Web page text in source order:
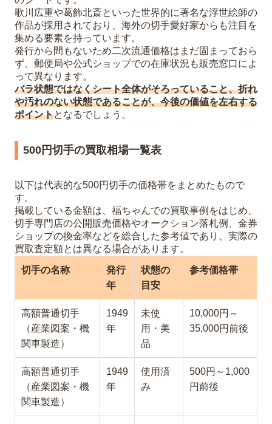
歌川広重や葛飾北斎といった世界的に著名な浮世絵師の
作品が採用されており、海外の切手愛好家からも注目を
集める要素を持っています。
発行から間もないため二次流通価格はまだ固まっておら
ず、郵便局や公式ショップでの在庫状況も販売窓口によ
って異なります。
バラ状態ではなくシート全体がそろっていること、折れ
や汚れのない状態であることが、今後の価値を左右する
ポイントとなるでしょう。
500円切手の買取相場一覧表
以下は代表的な500円切手の価格帯をまとめたもので
す。
掲載している金額は、福ちゃんでの買取事例をはじめ、
切手専門店の公開販売価格やオークション落札例、金券
ショップの換金率などを総合した参考値であり、実際の
買取査定額とは異なる場合があります。
切手の名称
発行
年
状態の
目安
参考価格帯
高額普通切手
（産業図案・機
関車製造）
1949
年
未使
用・美
品
10,000円～
35,000円前後
高額普通切手
（産業図案・機
関車製造）
1949
年
使用済
み
500円～1,000
円前後